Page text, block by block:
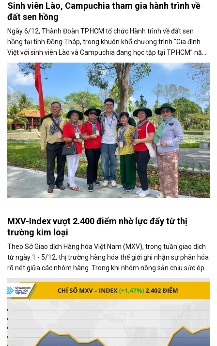
Sinh viên Lào, Campuchia tham gia hành trình về
đất sen hồng
Ngày 6/12, Thành Đoàn TP.HCM tổ chức Hành trình về đất sen
hồng tại tỉnh Đồng Tháp, trong khuôn khổ chương trình “Gia đình
Việt với sinh viên Lào và Campuchia đang học tập tại TP.HCM” năm
2025.
MXV-Index vượt 2.400 điểm nhờ lực đẩy từ thị
trường kim loại
Theo Sở Giao dịch Hàng hóa Việt Nam (MXV), trong tuần giao dịch
từ ngày 1 - 5/12, thị trường hàng hóa thế giới ghi nhận sự phân hóa
rõ nét giữa các nhóm hàng. Trong khi nhóm nông sản chịu sức ép
từ những diễn biến mới trong quan hệ thương mại Mỹ - Trung, thị
trường kim loại lại giao dịch khởi sắc, trở thành động lực chính kéo
chỉ số MXV-Index tăng mạnh.